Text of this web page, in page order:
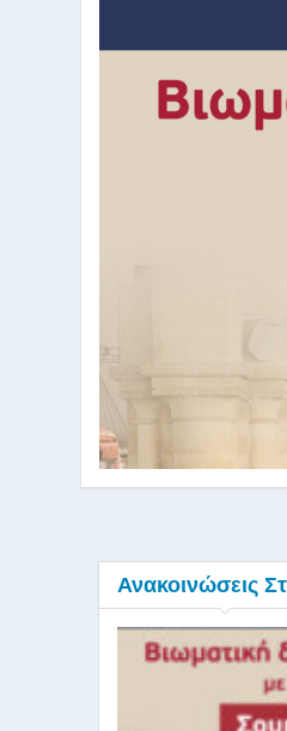
Ανακοινώσεις